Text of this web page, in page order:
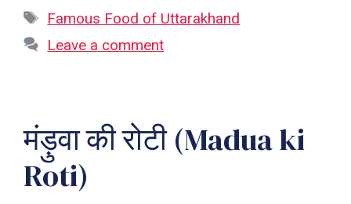
Tags
Famous Food of Uttarakhand
Leave a comment
मंड़ुवा की रोटी (Madua ki
Roti)